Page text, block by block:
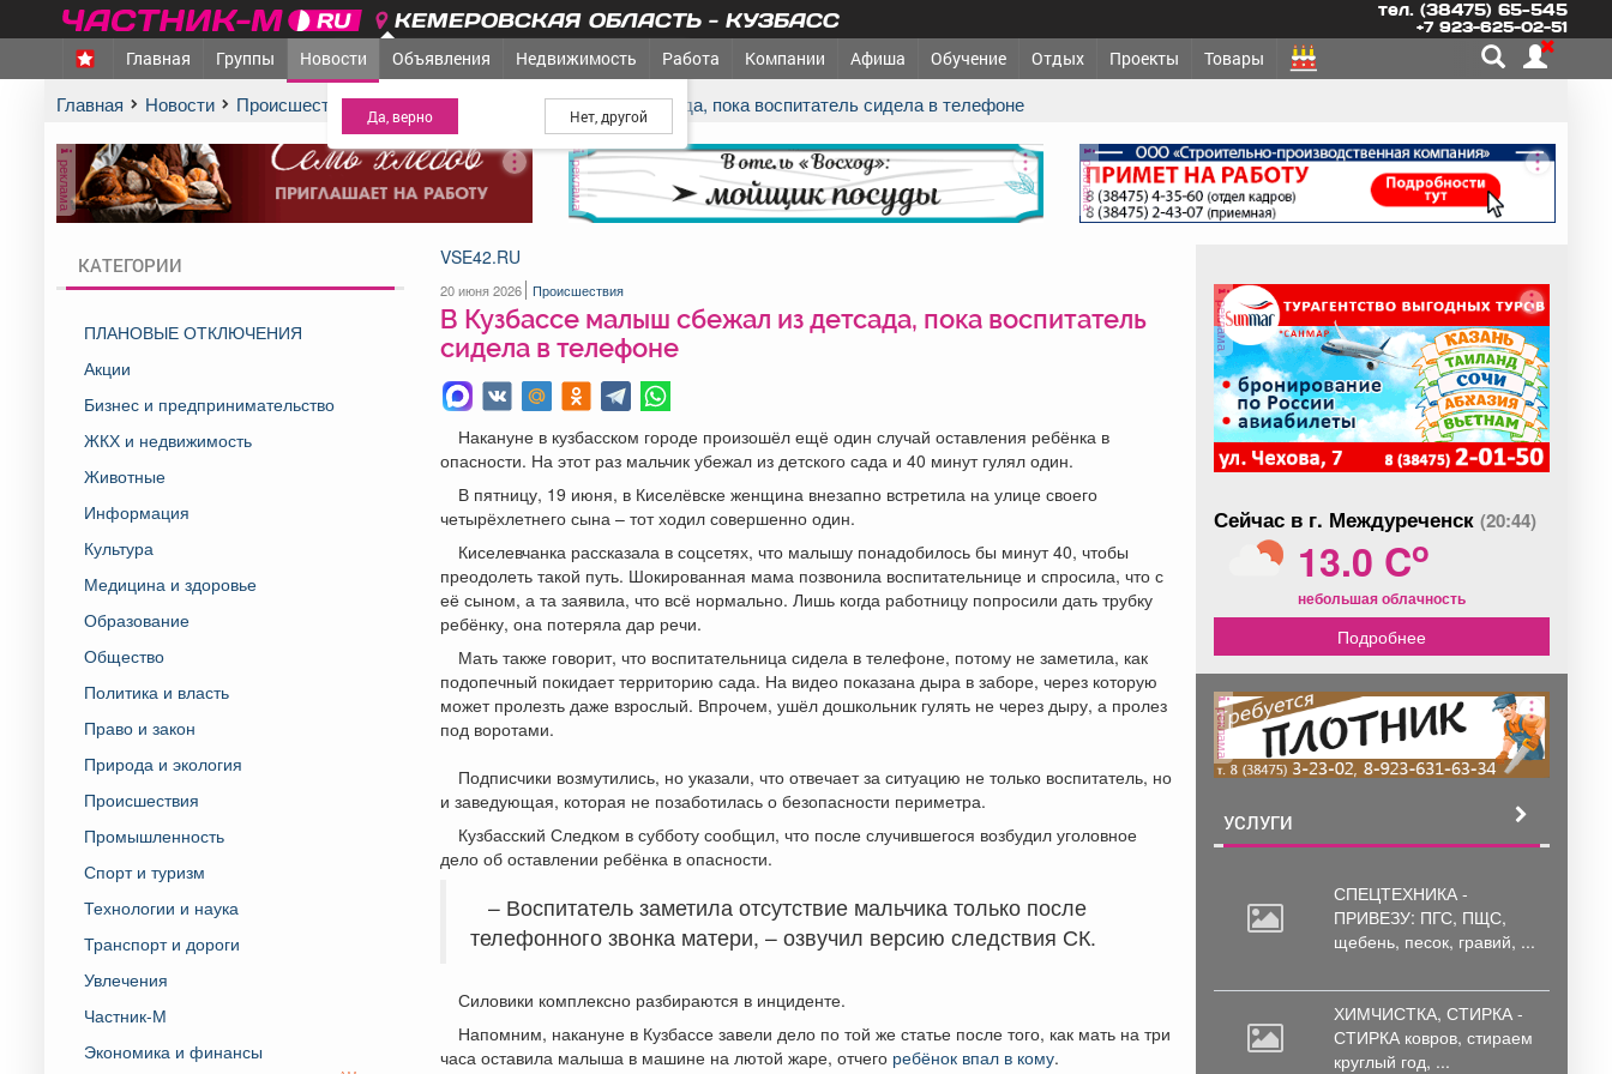
КЕМЕРОВСКАЯ ОБЛАСТЬ - КУЗБАСС
МЕЖДУРЕЧЕНСК - Ваш город?
тел. (38475) 65-545
+7 923-625-02-51
Главная Группы Новости Объявления Недвижимость Работа Компании Афиша Обучение Отдых Проекты Товары
Главная Новости Происшествия В Кузбассе малыш сбежал из детсада, пока воспитатель сидела в телефоне
реклама реклама реклама
КАТЕГОРИИ
ПЛАНОВЫЕ ОТКЛЮЧЕНИЯ
Акции
Бизнес и предпринимательство
ЖКХ и недвижимость
Животные
Информация
Культура
Медицина и здоровье
Образование
Общество
Политика и власть
Право и закон
Природа и экология
Происшествия
Промышленность
Спорт и туризм
Технологии и наука
Транспорт и дороги
Увлечения
Частник-М
Экономика и финансы
VSE42.RU
20 июня 2026 Происшествия
В Кузбассе малыш сбежал из детсада, пока воспитатель
сидела в телефоне
Накануне в кузбасском городе произошёл ещё один случай оставления ребёнка в
опасности. На этот раз мальчик убежал из детского сада и 40 минут гулял один.
В пятницу, 19 июня, в Киселёвске женщина внезапно встретила на улице своего
четырёхлетнего сына – тот ходил совершенно один.
Киселевчанка рассказала в соцсетях, что малышу понадобилось бы минут 40, чтобы
преодолеть такой путь. Шокированная мама позвонила воспитательнице и спросила, что с
её сыном, а та заявила, что всё нормально. Лишь когда работницу попросили дать трубку
ребёнку, она потеряла дар речи.
Мать также говорит, что воспитательница сидела в телефоне, потому не заметила, как
подопечный покидает территорию сада. На видео показана дыра в заборе, через которую
может пролезть даже взрослый. Впрочем, ушёл дошкольник гулять не через дыру, а пролез
под воротами.
Подписчики возмутились, но указали, что отвечает за ситуацию не только воспитатель, но
и заведующая, которая не позаботилась о безопасности периметра.
Кузбасский Следком в субботу сообщил, что после случившегося возбудил уголовное
дело об оставлении ребёнка в опасности.
– Воспитатель заметила отсутствие мальчика только после
телефонного звонка матери, – озвучил версию следствия СК.
Силовики комплексно разбираются в инциденте.
Напомним, накануне в Кузбассе завели дело по той же статье после того, как мать на три
часа оставила малыша в машине на лютой жаре, отчего ребёнок впал в кому.
реклама
Сейчас в г. Междуреченск (20:44)
13.0 Co
небольшая облачность
Подробнее
реклама
УСЛУГИ
СПЕЦТЕХНИКА -
ПРИВЕЗУ: ПГС, ПЩС,
щебень, песок, гравий, ...
ХИМЧИСТКА, СТИРКА -
СТИРКА ковров, стираем
круглый год, ...